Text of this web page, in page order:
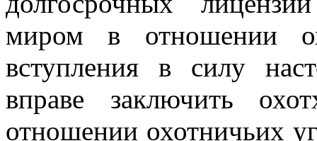
миром в отношении
вступления в силу
вправе заключить
отношении охотничьих